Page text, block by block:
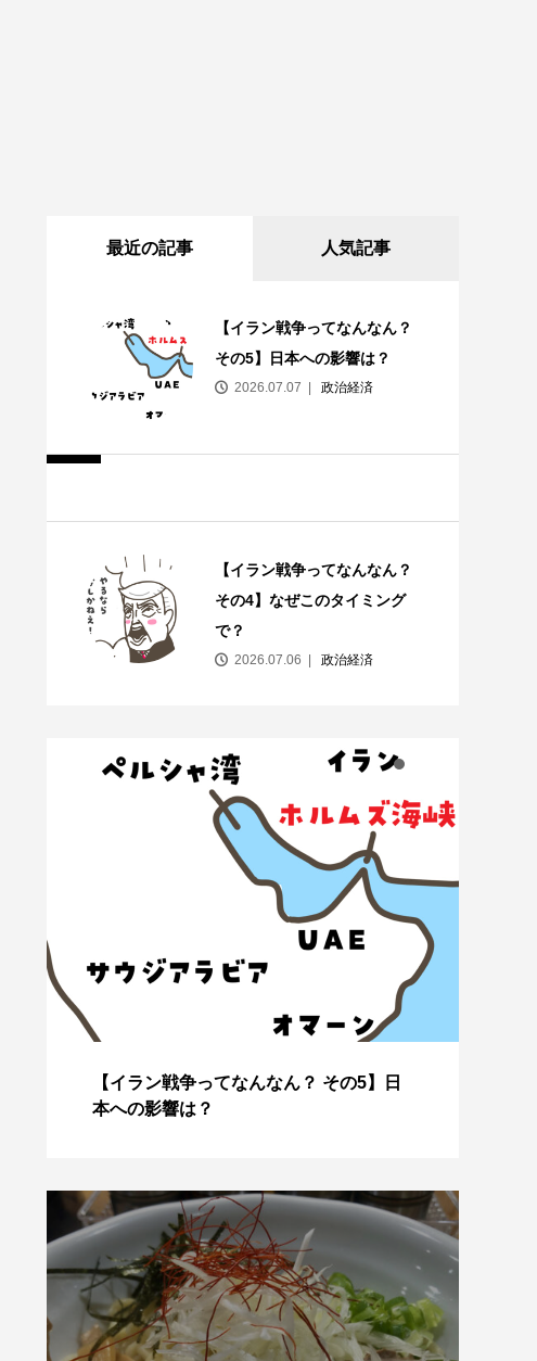
最近の記事 人気記事
【イラン戦争ってなんなん？
その5】日本への影響は？
2026.07.07 政治経済
【イラン戦争ってなんなん？
その4】なぜこのタイミング
で？
2026.07.06 政治経済
【イラン戦争ってなんなん？ その4】な
ぜこのタイミングで？